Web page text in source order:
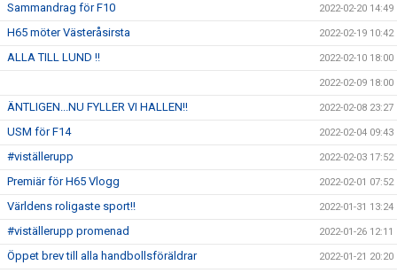
Sammandrag för F10 2022-02-20 14:49
H65 möter Västeråsirsta 2022-02-19 10:42
ALLA TILL LUND !! 2022-02-10 18:00
2022-02-09 18:00
ÄNTLIGEN...NU FYLLER VI HALLEN!! 2022-02-08 23:27
USM för F14 2022-02-04 09:43
#viställerupp 2022-02-03 17:52
Premiär för H65 Vlogg 2022-02-01 07:52
Världens roligaste sport!! 2022-01-31 13:24
#viställerupp promenad 2022-01-26 12:11
Öppet brev till alla handbollsföräldrar 2022-01-21 20:20